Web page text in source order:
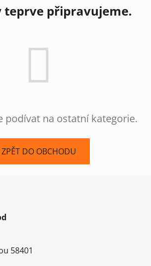
teprve připravujeme.
podívat na ostatní kategorie.
ZPĚT DO OBCHODU
58401